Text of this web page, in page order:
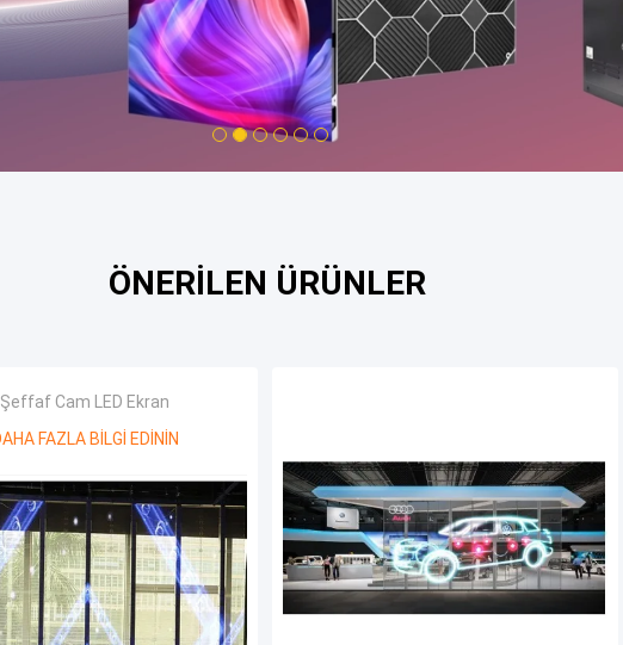
1 2 3 4 5 6
ÖNERILEN ÜRÜNLER
Şeffaf Cam LED Ekran
FAZLA BILGI EDININ